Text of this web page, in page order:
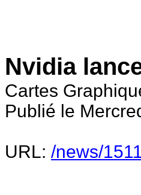
Nvidia
Cartes
Publié le
URL: /news/